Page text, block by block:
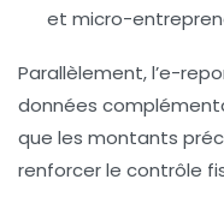
et micro-
Parallèlement, l’e-
données
que les montants
renforcer le contrôle